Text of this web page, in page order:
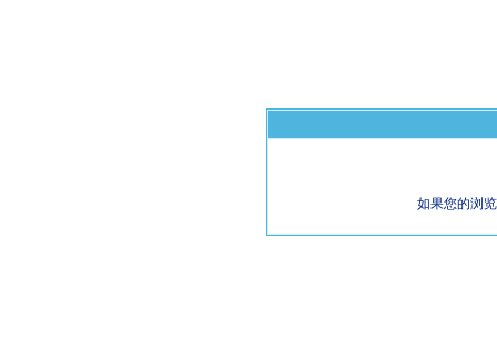
如果您的浏